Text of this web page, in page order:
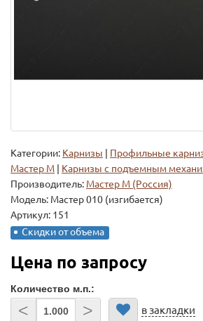
Категории: Карнизы Профильные
Мастер М
Карнизы с подъемным
Производитель: Мастер М (Россия)
Модель: Мастер 010 (изгибается)
Артикул: 151
Скидки от объема
Цена по запросу
Количество м.п.:
< > в закладки